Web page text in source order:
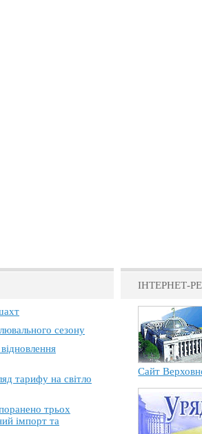
сезону
тарифу на світло
трьох
імпорт та
ІНТЕРНЕТ-
Сайт